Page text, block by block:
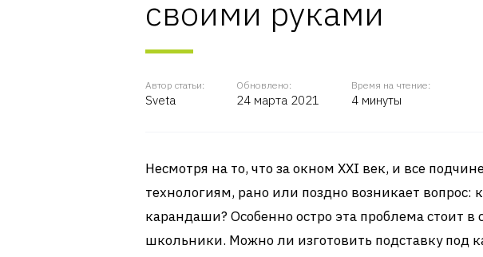
своими руками
Автор статьи:
Sveta
Обновлено:
24 марта 2021
Время на чтение:
4 минуты
Несмотря на то, что за окном XXI век, и все
технологиям, рано или поздно возникает вопрос:
карандаши? Особенно остро эта проблема стоит в
школьники. Можно ли изготовить подставку под